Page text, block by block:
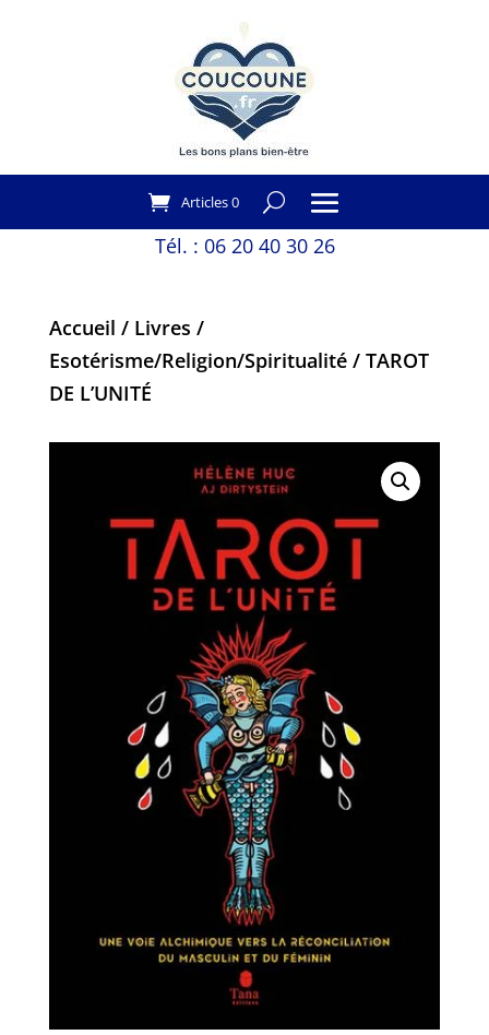
Articles 0
Tél. : 06 20 40 30 26
Accueil / Livres /
Esotérisme/Religion/Spiritualité/ TAROT
DE L’UNITÉ